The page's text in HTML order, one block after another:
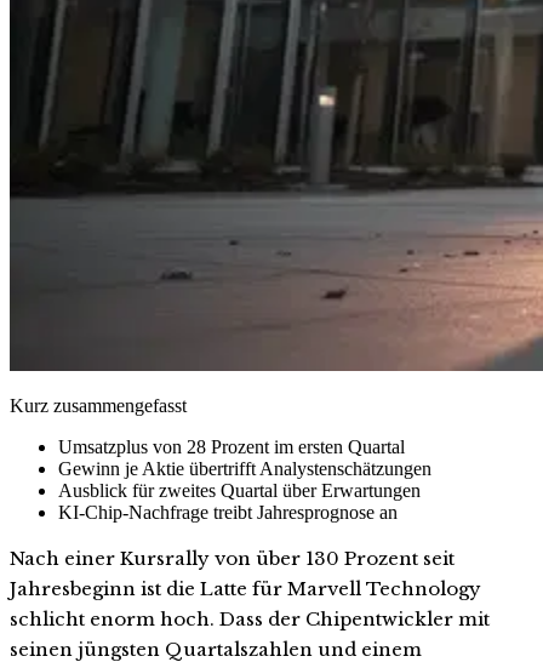
Kurz zusammengefasst
Umsatzplus von 28 Prozent im ersten Quartal
Gewinn je Aktie übertrifft Analystenschätzungen
Ausblick für zweites Quartal über Erwartungen
KI-Chip-Nachfrage treibt Jahresprognose an
Nach einer Kursrally von über 130 Prozent seit
Jahresbeginn ist die Latte für Marvell Technology
schlicht enorm hoch. Dass der Chipentwickler mit
seinen jüngsten Quartalszahlen und einem